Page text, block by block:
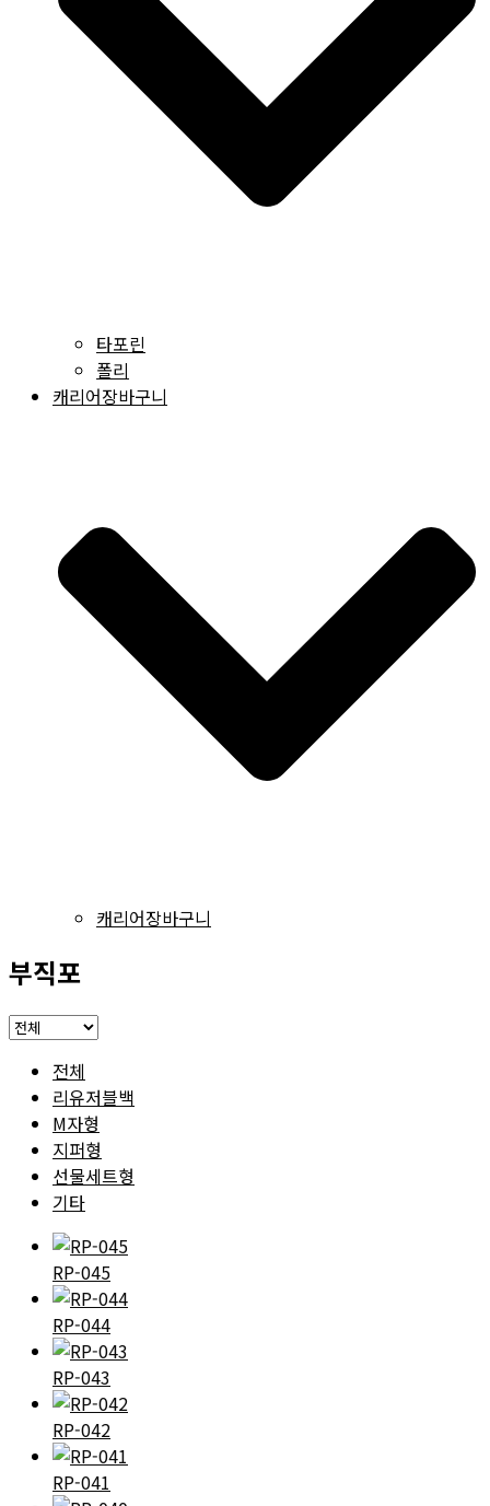
타포린
폴리
캐리어장바구니
캐리어장바구니
부직포
전체
리유저블백
M자형
지퍼형
선물세트형
기타
RP-045
RP-044
RP-043
RP-042
RP-041